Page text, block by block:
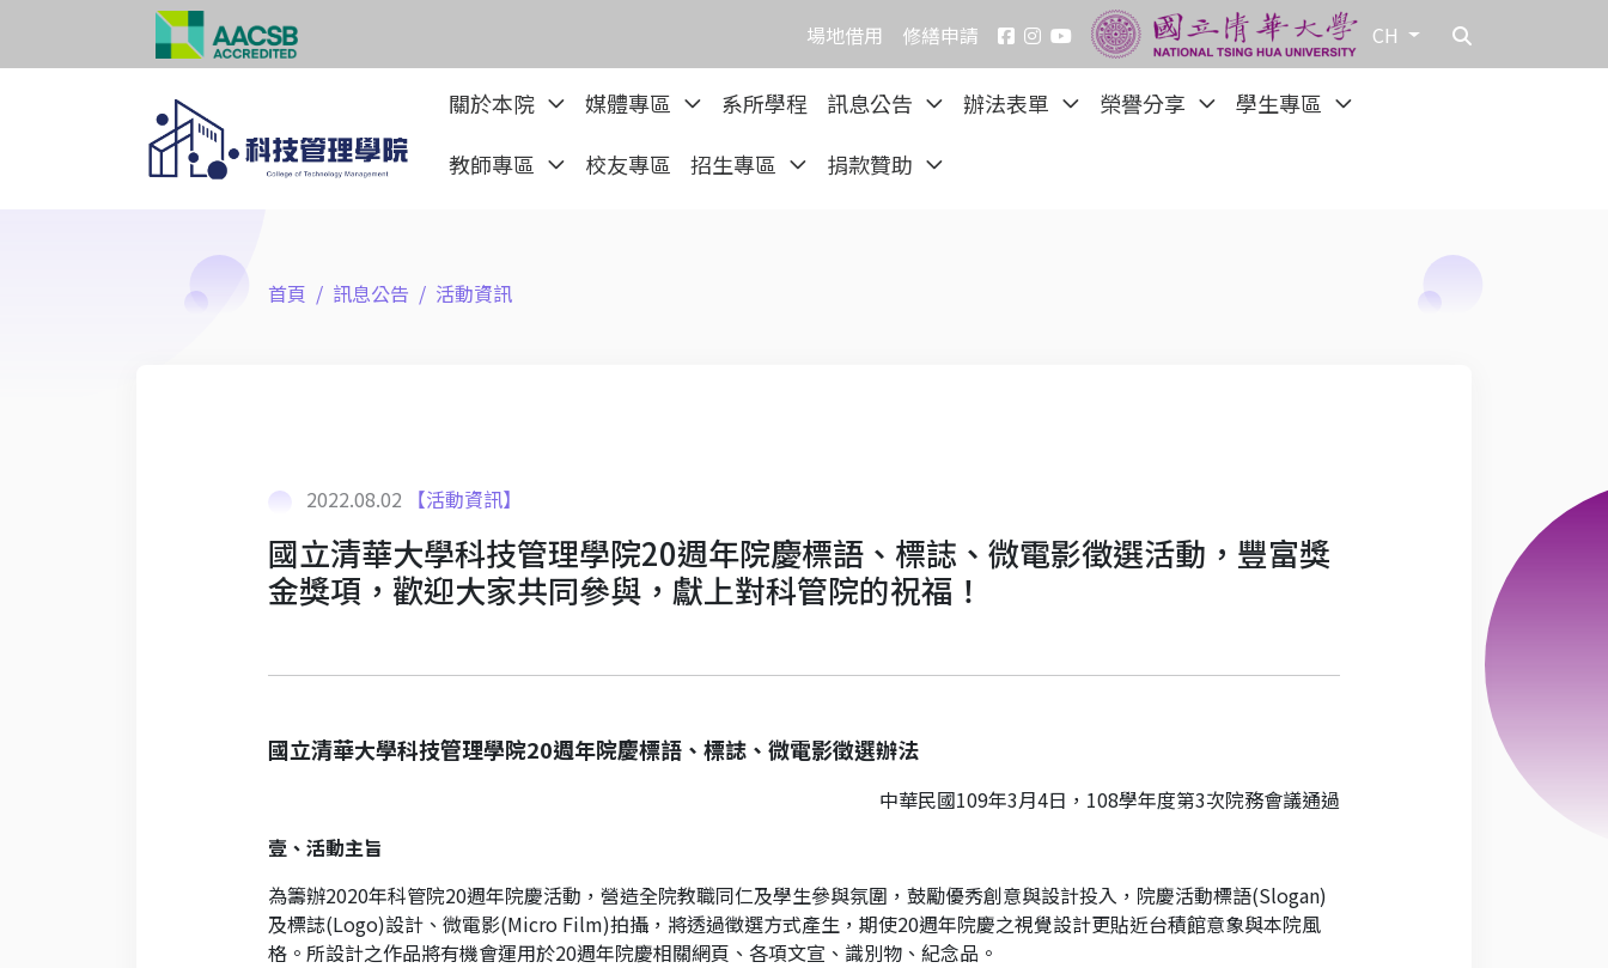
場地借用 修繕申請 CH
關於本院 媒體專區 系所學程 訊息公告 辦法表單 榮譽分享
學生專區
教師專區
校友專區 招生專區 捐款贊助
首頁 訊息公告 活動資訊
2022.08.02 【活動資訊】
國立清華大學科技管理學院20週年院慶標語、標誌、微電影徵選活動，豐富獎
金獎項，歡迎大家共同參與，獻上對科管院的祝福！
國立清華大學科技管理學院20週年院慶標語、標誌、微電影徵選辦法
中華民國109年3月4日，108學年度第3次院務會議通過
壹、活動主旨
為籌辦2020年科管院20週年院慶活動，營造全院教職同仁及學生參與氛圍，鼓勵優秀創意與設計投入，院慶活動標語(Slogan)
及標誌(Logo)設計、微電影(Micro Film)拍攝，將透過徵選方式產生，期使20週年院慶之視覺設計更貼近台積館意象與本院風
格。所設計之作品將有機會運用於20週年院慶相關網頁、各項文宣、識別物、紀念品。